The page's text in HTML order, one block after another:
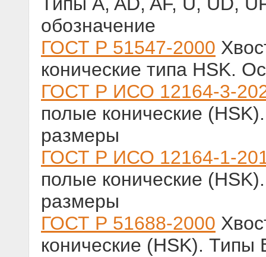
обозначение
ГОСТ Р 51547-2000
конические типа HSK.
ГОСТ Р ИСО 12164-3-
полые конические
размеры
ГОСТ Р ИСО 12164-1-
полые конические
размеры
ГОСТ Р 51688-2000
конические (HSK).